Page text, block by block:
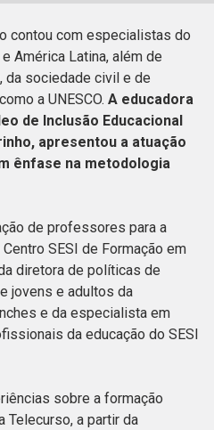
contou com especialistas do
América Latina, além de
da sociedade civil e de
a UNESCO. A educadora
de Inclusão Educacional
apresentou a atuação
ênfase na metodologia
de professores para a
SESI de Formação em
diretora de políticas de
jovens e adultos da
e da especialista em
da educação do SESI
sobre a formação
Telecurso, a partir da